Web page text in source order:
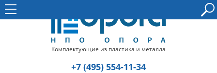
Комплектующие из пластика и металла
+7 (495) 554-11-34